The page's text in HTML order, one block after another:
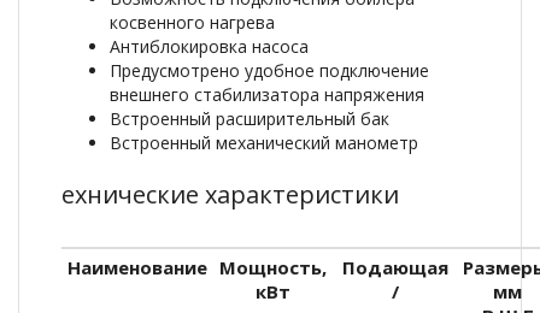
косвенного нагрева
Антиблокировка насоса
Предусмотрено удобное подключение
внешнего стабилизатора напряжения
Встроенный расширительный бак
Встроенный механический манометр
ехнические характеристики
Наименование Мощность,
кВт
Подающая
/
мм